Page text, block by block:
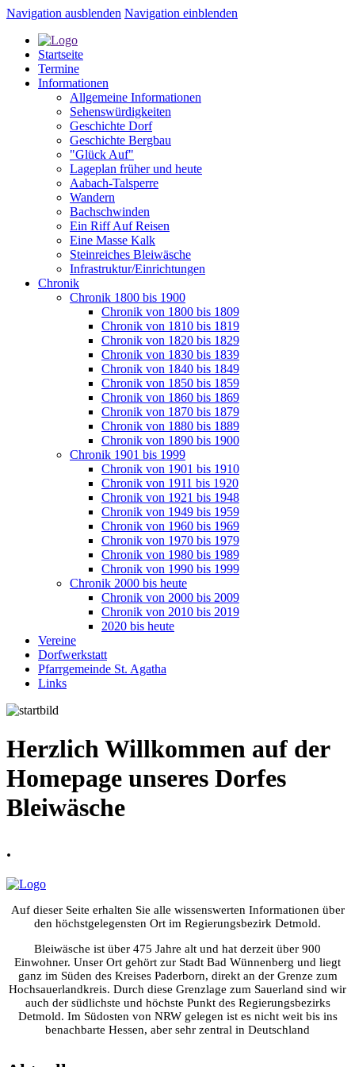
Navigation ausblenden Navigation einblenden
Startseite
Termine
Informationen
Allgemeine Informationen
Sehenswürdigkeiten
Geschichte Dorf
Geschichte Bergbau
"Glück Auf"
Lageplan früher und heute
Aabach-Talsperre
Wandern
Bachschwinden
Ein Riff Auf Reisen
Eine Masse Kalk
Steinreiches Bleiwäsche
Infrastruktur/Einrichtungen
Chronik
Chronik 1800 bis 1900
Chronik von 1800 bis 1809
Chronik von 1810 bis 1819
Chronik von 1820 bis 1829
Chronik von 1830 bis 1839
Chronik von 1840 bis 1849
Chronik von 1850 bis 1859
Chronik von 1860 bis 1869
Chronik von 1870 bis 1879
Chronik von 1880 bis 1889
Chronik von 1890 bis 1900
Chronik 1901 bis 1999
Chronik von 1901 bis 1910
Chronik von 1911 bis 1920
Chronik von 1921 bis 1948
Chronik von 1949 bis 1959
Chronik von 1960 bis 1969
Chronik von 1970 bis 1979
Chronik von 1980 bis 1989
Chronik von 1990 bis 1999
Chronik 2000 bis heute
Chronik von 2000 bis 2009
Chronik von 2010 bis 2019
2020 bis heute
Vereine
Dorfwerkstatt
Pfarrgemeinde St. Agatha
Links
Herzlich Willkommen auf der
Homepage unseres Dorfes
Bleiwäsche
.
Auf dieser Seite erhalten Sie alle wissenswerten Informationen über
den höchstgelegensten Ort im Regierungsbezirk Detmold.
Bleiwäsche ist über 475 Jahre alt und hat derzeit über 900
Einwohner. Unser Ort gehört zur Stadt Bad Wünnenberg und liegt
ganz im Süden des Kreises Paderborn, direkt an der Grenze zum
Hochsauerlandkreis. Durch diese Grenzlage zum Sauerland sind wir
auch der südlichste und höchste Punkt des Regierungsbezirks
Detmold. Im Südosten von NRW gelegen ist es nicht weit bis ins
benachbarte Hessen, aber sehr zentral in Deutschland